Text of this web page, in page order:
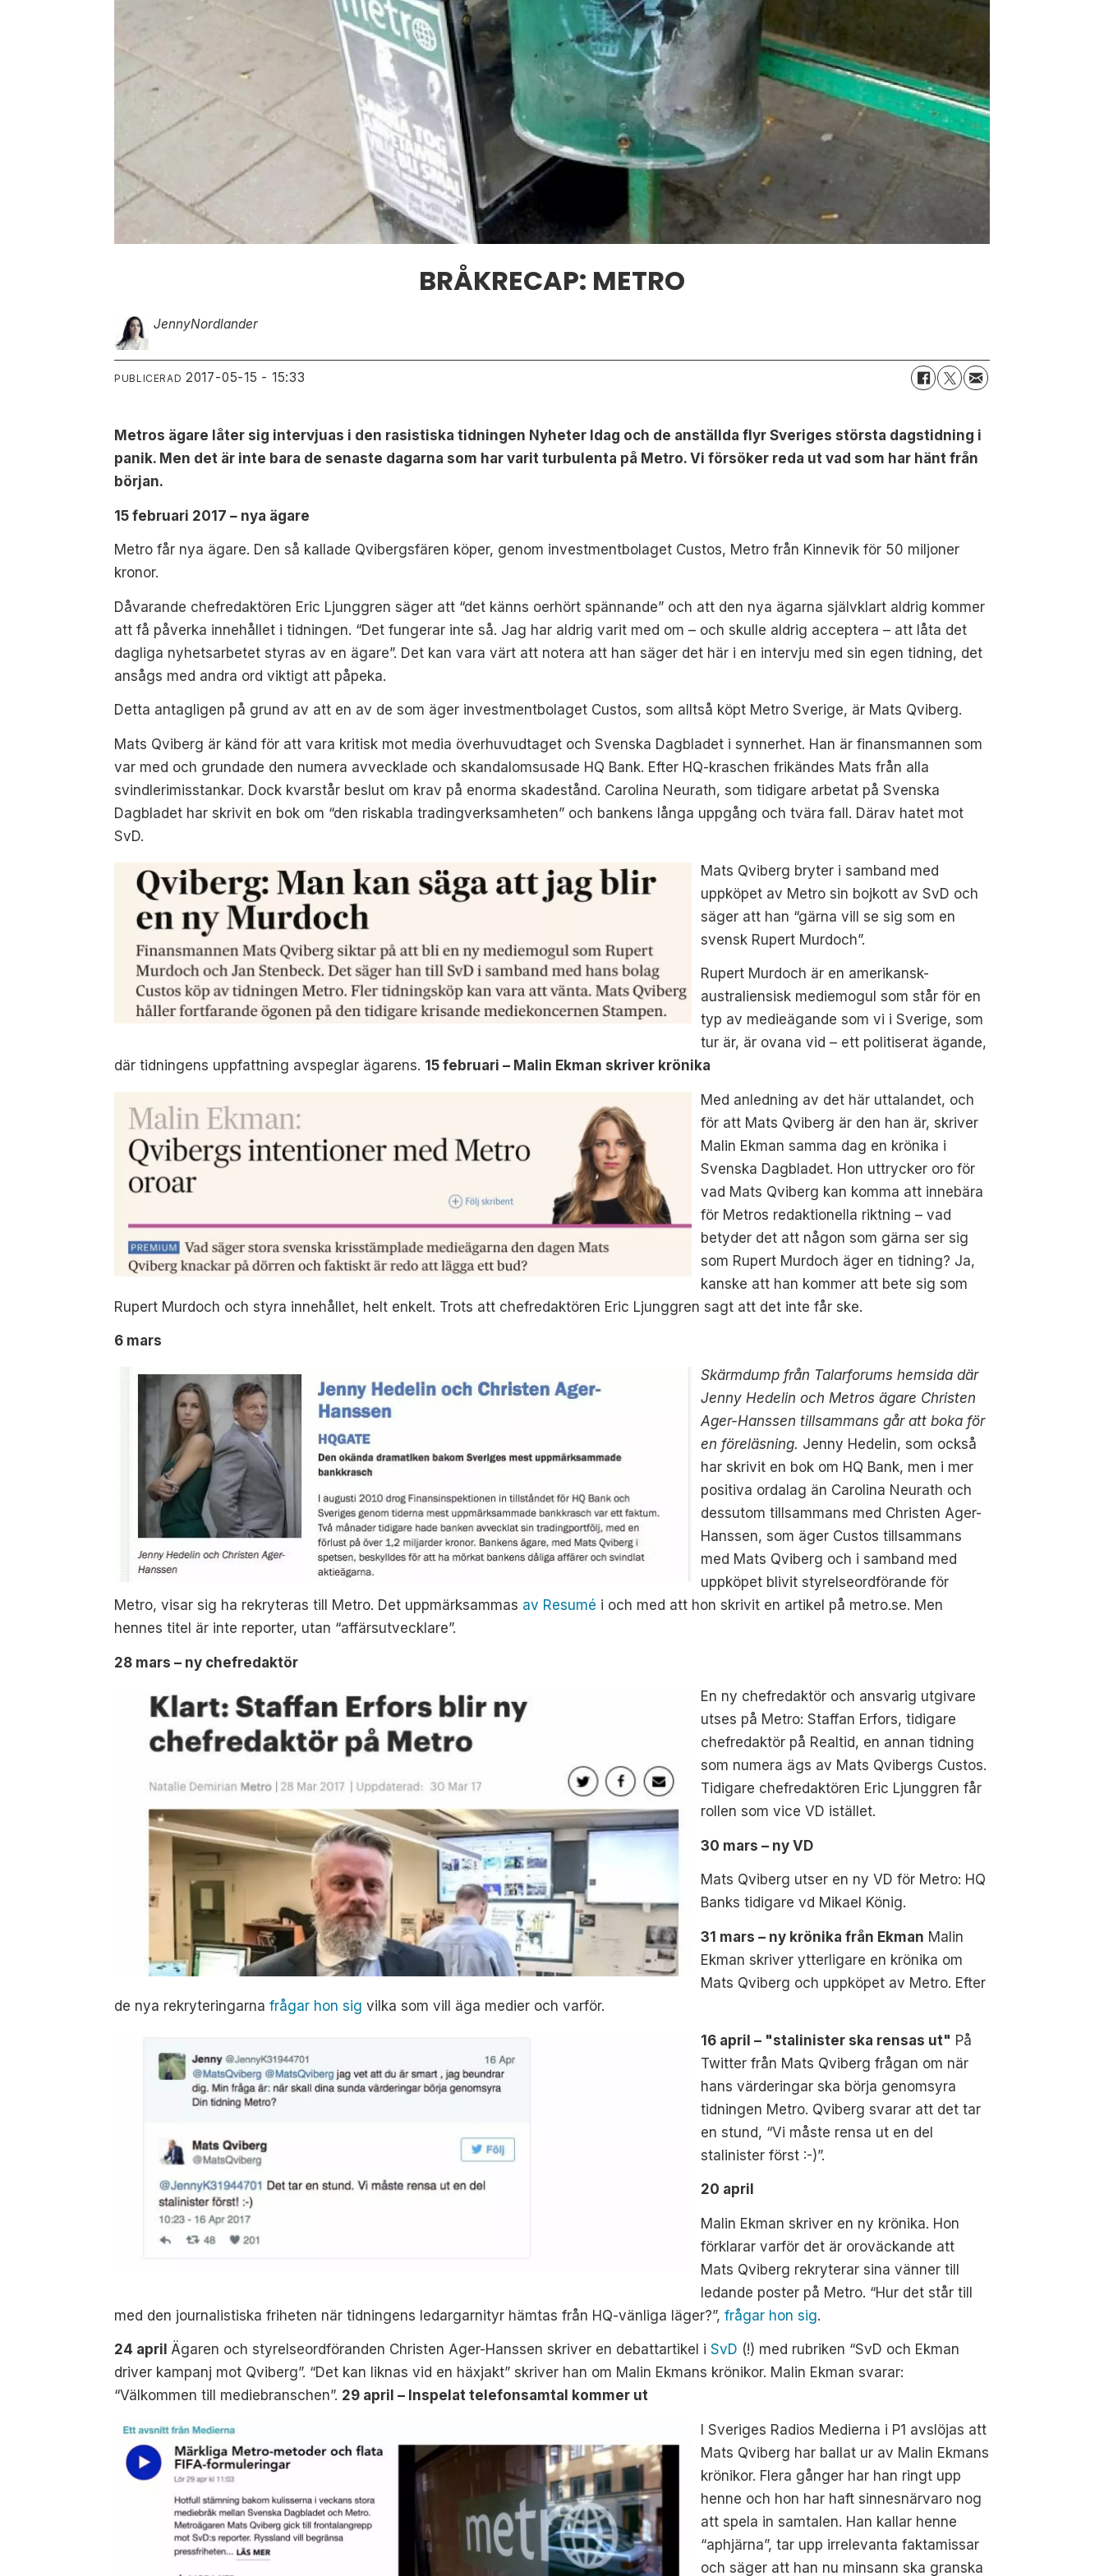
BRÅKRECAP: METRO
JennyNordlander
PUBLICERAD 2017-05-15 - 15:33
Metros ägare låter sig intervjuas i den rasistiska tidningen Nyheter Idag och de anställda flyr Sveriges största dagstidning i
panik. Men det är inte bara de senaste dagarna som har varit turbulenta på Metro. Vi försöker reda ut vad som har hänt från
början.
15 februari 2017– nya ägare
Metro får nya ägare. Den så kallade Qvibergsfären köper, genom investmentbolaget Custos, Metro från Kinnevik för 50 miljoner
kronor.
Dåvarande chefredaktören Eric Ljunggren säger att “det känns oerhört spännande” och att den nya ägarna självklart aldrig kommer
att få påverka innehållet i tidningen. “Det fungerar inte så. Jag har aldrig varit med om – och skulle aldrig acceptera – att låta det
dagliga nyhetsarbetet styras av en ägare”. Det kan vara värt att notera att han säger det här i en intervju med sin egen tidning, det
ansågs med andra ord viktigt att påpeka.
Detta antagligen på grund av att en av de som äger investmentbolaget Custos, som alltså köpt Metro Sverige, är Mats Qviberg.
Mats Qviberg är känd för att vara kritisk mot media överhuvudtaget och Svenska Dagbladet i synnerhet. Han är finansmannen som
var med och grundade den numera avvecklade och skandalomsusade HQ Bank. Efter HQ-kraschen frikändes Mats från alla
svindlerimisstankar. Dock kvarstår beslut om krav på enorma skadestånd. Carolina Neurath, som tidigare arbetat på Svenska
Dagbladet har skrivit en bok om “den riskabla tradingverksamheten” och bankens långa uppgång och tvära fall. Därav hatet mot
SvD.
Mats Qviberg bryter i samband med
uppköpet av Metro sin bojkott av SvD och
säger att han “gärna vill se sig som en
svensk Rupert Murdoch”.
Rupert Murdoch är en amerikansk-
australiensisk mediemogul som står för en
typ av medieägande som vi i Sverige, som
tur är, är ovana vid – ett politiserat ägande,
där tidningens uppfattning avspeglar ägarens. 15 februari – Malin Ekman skriver krönika
Med anledning av det här uttalandet, och
för att Mats Qviberg är den han är, skriver
Malin Ekman samma dag en krönika i
Svenska Dagbladet. Hon uttrycker oro för
vad Mats Qviberg kan komma att innebära
för Metros redaktionella riktning – vad
betyder det att någon som gärna ser sig
som Rupert Murdoch äger en tidning? Ja,
kanske att han kommer att bete sig som
Rupert Murdoch och styra innehållet, helt enkelt. Trots att chefredaktören Eric Ljunggren sagt att det inte får ske.
6 mars
Skärmdump från Talarforums hemsida där
Jenny Hedelin och Metros ägare Christen
Ager-Hanssen tillsammans går att boka för
en föreläsning. Jenny Hedelin, som också
har skrivit en bok om HQ Bank, men i mer
positiva ordalag än Carolina Neurath och
dessutom tillsammans med Christen Ager-
Hanssen, som äger Custos tillsammans
med Mats Qviberg och i samband med
uppköpet blivit styrelseordförande för
Metro, visar sig ha rekryteras till Metro. Det uppmärksammas av Resumé i och med att hon skrivit en artikel på metro.se. Men
hennes titel är inte reporter, utan “affärsutvecklare”.
28 mars – ny chefredaktör
En ny chefredaktör och ansvarig utgivare
utses på Metro: Staffan Erfors, tidigare
chefredaktör på Realtid, en annan tidning
som numera ägs av Mats Qvibergs Custos.
Tidigare chefredaktören Eric Ljunggren får
rollen som vice VD istället.
30 mars – ny VD
Mats Qviberg utser en ny VD för Metro: HQ
Banks tidigare vd Mikael König.
31 mars – ny krönika från Ekman Malin
Ekman skriver ytterligare en krönika om
Mats Qviberg och uppköpet av Metro. Efter
de nya rekryteringarnafrågar hon sig vilka som vill äga medier och varför.
16 april – "stalinister ska rensas ut" På
Twitter från Mats Qviberg frågan om när
hans värderingar ska börja genomsyra
tidningen Metro. Qviberg svarar att det tar
en stund, “Vi måste rensa ut en del
stalinister först :-)”.
20 april
Malin Ekman skriver en ny krönika. Hon
förklarar varför det är oroväckande att
Mats Qviberg rekryterar sina vänner till
ledande poster på Metro. “Hur det står till
med den journalistiska friheten när tidningens ledargarnityr hämtas från HQ-vänliga läger?”,frågar hon sig.
24 april Ägaren och styrelseordföranden Christen Ager-Hanssen skriver en debattartikel iSvD (!) med rubriken “SvD och Ekman
driver kampanj mot Qviberg”. “Det kan liknas vid en häxjakt” skriver han om Malin Ekmans krönikor. Malin Ekman svarar:
“Välkommen till mediebranschen”. 29 april – Inspelat telefonsamtal kommer ut
I Sveriges Radios Medierna i P1 avslöjas att
Mats Qviberg har ballat ur av Malin Ekmans
krönikor. Flera gånger har han ringt upp
henne och hon har haft sinnesnärvaro nog
att spela in samtalen. Han kallar henne
“aphjärna”, tar upp irrelevanta faktamissar
och säger att han nu minsann ska granska